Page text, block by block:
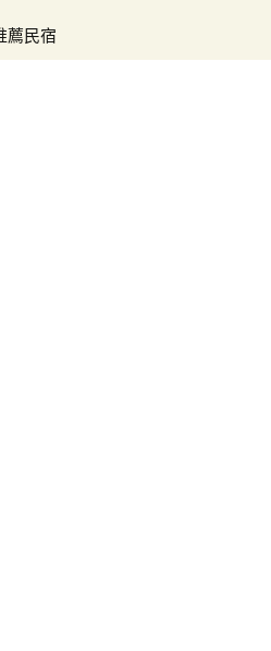
薦民宿